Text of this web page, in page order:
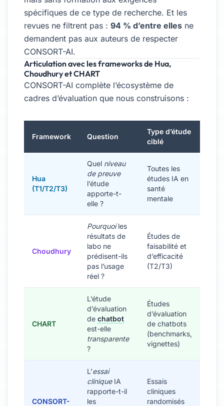
spécifiques de ce type de recherche. Et les
revues ne filtrent pas : 94 % d’entre elles ne
demandent pas aux auteurs de respecter
CONSORT-AI.
Articulation avec les frameworks de Hua,
Choudhury et CHART
CONSORT-AI complète l’écosystème de
cadres d’évaluation que nous construisons :
Framework Question
Type d’étude
ciblé
Hua
(T1/T2/T3)
Quel niveau
de preuve
l’étude
apporte-t-
elle ?
Toutes les
études IA en
santé
mentale
Choudhury
Pourquoiles
résultats de
labo ne
prédisent-ils
pas l’usage
réel ?
Études de
faisabilité et
d’efficacité
(T2/T3)
CHART
L’étude
d’évaluation
de chatbot
est-elle
transparente
?
Études
d’évaluation
de chatbots
(benchmarks,
vignettes)
CONSORT-
L’essai
cliniqueIA
rapporte-t-il
les
Essais
cliniques
randomisés